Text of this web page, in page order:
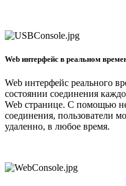
Web интерфейс в реальном
Web интерфейс реального
состоянии соединения
Web странице. С помощью
соединения, пользователи
удаленно, в любое время.